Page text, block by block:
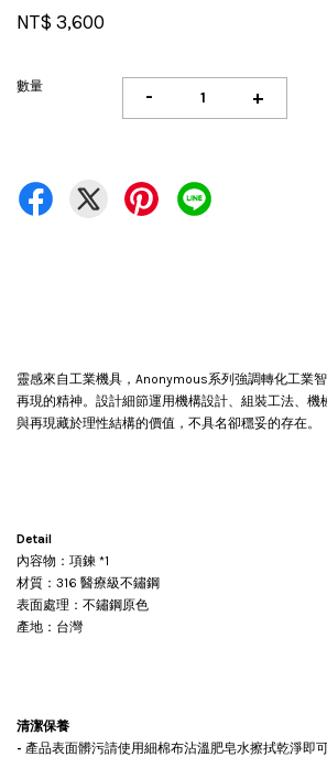
NT$ 3,600
數量
- +
靈感來自工業機具，Anonymous系列強調轉化工業
再現的精神。設計細節運用機構設計、組裝工法、機
與再現藏於理性結構的價值，不具名卻穩妥的存在。
Detail
內容物：項鍊 *1
材質：316 醫療級不鏽鋼
表面處理：不鏽鋼原色
產地：台灣
清潔保養
- 產品表面髒污請使用細棉布沾溫肥皂水擦拭乾淨即可